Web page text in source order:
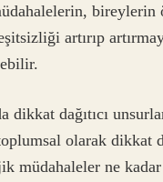
bireylerin
artırıp
dikkat dağıtıcı
olarak dikkat
müdahaleler ne